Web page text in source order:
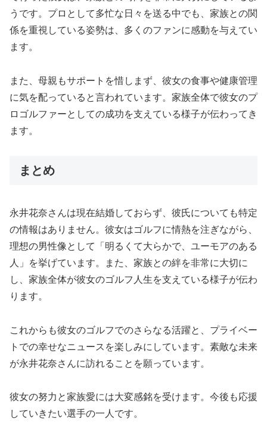
うです。プロとして多忙な日々を送る中でも、家族との関
係を重視している姿勢は、多くのファンに感動を与えてい
ます。
また、母親もサポートを惜しまず、彼女の食事や健康管理
に気を配っていると言われています。家族全体で彼女のプ
ロゴルファーとしての成功を支えている様子が伝わってき
ます。
まとめ
永井花奈さんは現在結婚しておらず、彼氏についても特定
の情報はありません。彼女はゴルフに情熱を注ぎながら、
理想の男性像として「明るくて大らかで、ユーモアのある
人」を挙げています。また、家族との絆を非常に大切に
し、家族全体が彼女のゴルフ人生を支えている様子が伝わ
ります。
これからも彼女のゴルフでのさらなる活躍と、プライベー
トでの幸せなニュースを楽しみにしています。素敵な未来
が永井花奈さんに訪れることを願っています。
彼女の努力と家族愛には大変感銘を受けます。今後も応援
していきたい選手の一人です。